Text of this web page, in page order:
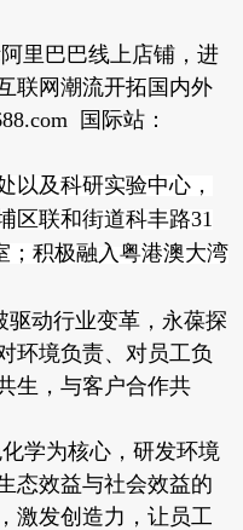
里巴巴线上店铺，进
联网潮流开拓国内外
国际站：
以及科研实验中心，
区联和街道科丰路31
； 积极融入粤港澳大湾
驱动行业变革，永葆探
环境负责、对员工负
生，与客户合作共
学为核心，研发环境
态效益与社会效益的
激发创造力，让员工